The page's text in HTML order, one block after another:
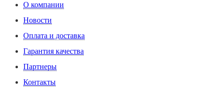
О компании
Новости
Оплата и доставка
Гарантия качества
Партнеры
Контакты